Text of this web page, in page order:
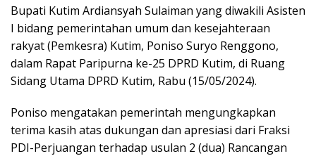
Bupati Kutim Ardiansyah Sulaiman yang diwakili Asisten
I bidang pemerintahan umum dan kesejahteraan
rakyat (Pemkesra) Kutim, Poniso Suryo Renggono,
dalam Rapat Paripurna ke-25 DPRD Kutim, di Ruang
Sidang Utama DPRD Kutim, Rabu (15/05/2024).
Poniso mengatakan pemerintah mengungkapkan
terima kasih atas dukungan dan apresiasi dari Fraksi
PDI-Perjuangan terhadap usulan 2 (dua) Rancangan